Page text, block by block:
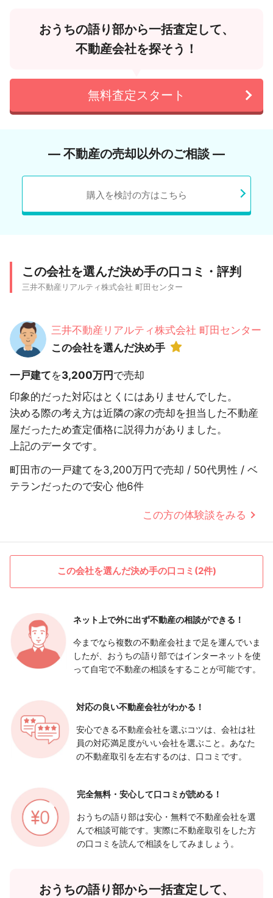
おうちの語り部から一括査定して、
不動産会社を探そう！
無料査定スタート
― 不動産の売却以外のご相談 ―
購入を検討の方はこちら
この会社を選んだ決め手の口コミ・評判
三井不動産リアルティ株式会社 町田センター
三井不動産リアルティ株式会社 町田センター
この会社を選んだ決め手
一戸建てを3,200万円 で売却
印象的だった対応はとくにはありませんでした。
決める際の考え方は近隣の家の売却を担当した不動産
屋だったため査定価格に説得力がありました。
上記のデータです。
町田市の一戸建てを3,200万円で売却 / 50代男性 / ベ
テランだったので安心 他6件
この方の体験談をみる
この会社を選んだ決め手の口コミ(2件)
ネット上で外に出ず不動産の相談ができる！
今までなら複数の不動産会社まで足を運んでいま
したが、おうちの語り部ではインターネットを使
って自宅で不動産の相談をすることが可能です。
対応の良い不動産会社がわかる！
安心できる不動産会社を選ぶコツは、会社は社
員の対応満足度がいい会社を選ぶこと。あなた
の不動産取引を左右するのは、口コミです。
完全無料・安心して口コミが読める！
おうちの語り部は安心・無料で不動産会社を選
んで相談可能です。実際に不動産取引をした方
の口コミを読んで相談をしてみましょう。
おうちの語り部から一括査定して、